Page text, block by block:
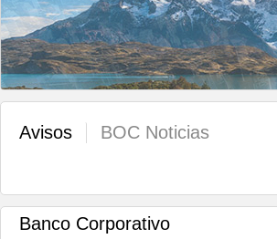
Avisos BOC Noticias
Banco Corporativo